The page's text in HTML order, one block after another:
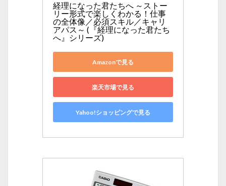
経理になった君たちへ ～ストー
リー形式で楽しくわかる！仕事
の全体像／必須スキル／キャリ
アパス～ (『経理になった君たち
へ』シリーズ)
Amazonで見る
楽天市場で見る
Yahoo!ショッピングで見る